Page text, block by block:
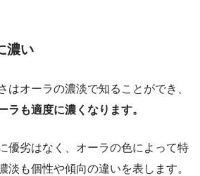
濃い
はオーラの濃淡で知ることができ、
ラも適度に濃くなります。
優劣はなく、オーラの色によって特
淡も個性や傾向の違いを表します。